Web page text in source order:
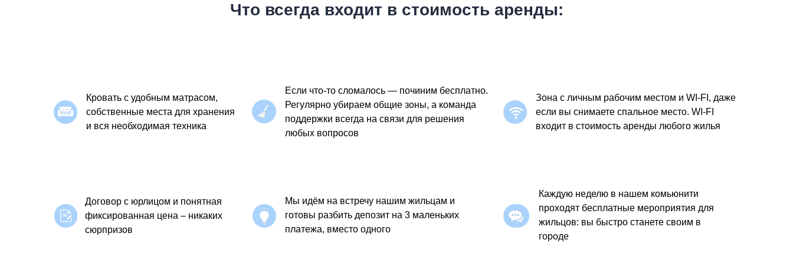
Что всегда входит в стоимость аренды:
Если что-то сломалось — починим бесплатно.
Регулярно убираем общие зоны, а команда
поддержки всегда на связи для решения
любых вопросов
Зона с личным рабочим местом и WI-FI, даже
если вы снимаете спальное место. WI-FI
входит в стоимость аренды любого жилья
Кровать с удобным матрасом,
собственные места для хранения
и вся необходимая техника
Каждую неделю в нашем комьюнити
проходят бесплатные мероприятия для
жильцов: вы быстро станете своим в
городе
Договор с юрлицом и понятная
фиксированная цена – никаких
сюрпризов
Мы идём на встречу нашим жильцам и
готовы разбить депозит на 3 маленьких
платежа, вместо одного